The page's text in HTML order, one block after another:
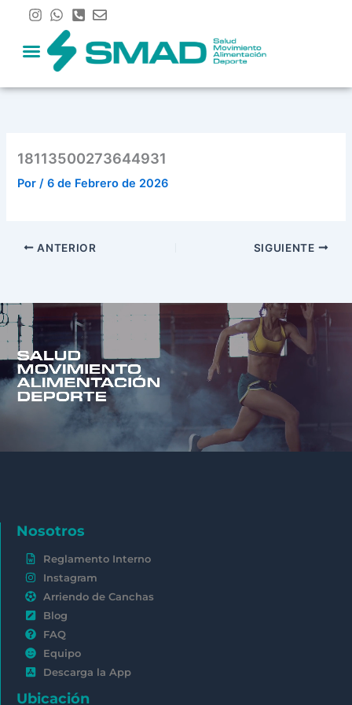
contenido
18113500273644931
Por/6 de Febrero de 2026
ANTERIOR SIGUIENTE
Nosotros
Reglamento Interno
Instagram
Arriendo de Canchas
Blog
FAQ
Equipo
Descarga la App
Ubicación